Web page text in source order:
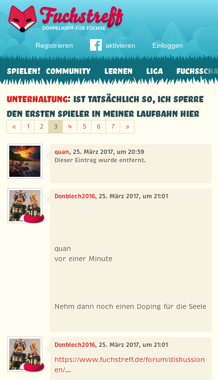
Registrieren aktivieren Einloggen
Community Lernen Liga
Spielen!
Unterhaltung: Ist tatsächlich so, ich sperre
den ersten Spieler in meiner Laufbahn hier
«Zurück
1 2 3 4 5 6 7 »Weiter
quan, 25. März 2017, um 20:59
Dieser Eintrag wurde entfernt.
Donblech2016, 25. März 2017, um 21:01
quan
vor einer Minute
Nehm dann noch einen Doping für die Seele
Donblech2016, 25. März 2017, um 21:01
https://www.fuchstreff.de/forum/diskussion
en/...